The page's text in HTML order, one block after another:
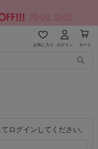
お気に入り ログイン カート
ログインしてください。